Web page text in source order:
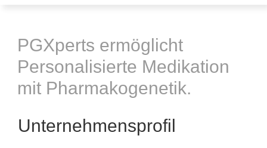
PGXperts ermöglicht
Personalisierte Medikation
mit Pharmakogenetik.
Unternehmensprofil